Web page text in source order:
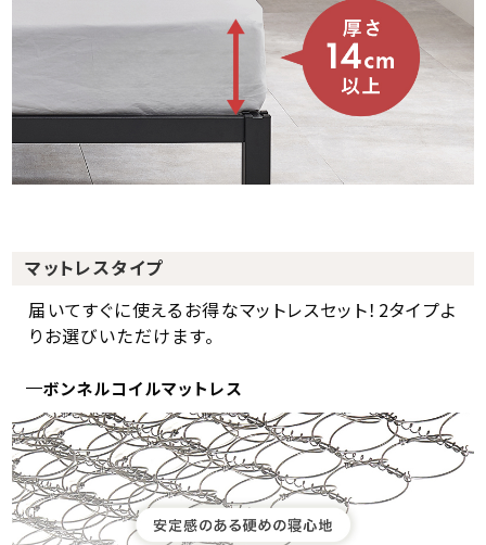
マットレスタイプ
届いてすぐに使えるお得なマットレスセット！2タイプよ
りお選びいただけます。
ボンネルコイルマットレス